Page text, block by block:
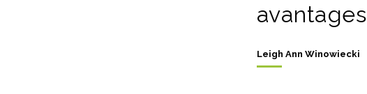
avantages
Leigh Ann Winowiecki